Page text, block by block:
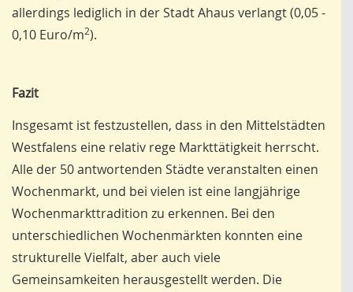
allerdings lediglich in der Stadt Ahaus verlangt (0,05 -
0,10 Euro/m2).
Fazit
Insgesamt ist festzustellen, dass in den Mittelstädten
Westfalens eine relativ rege Markttätigkeit herrscht.
Alle der 50 antwortenden Städte veranstalten einen
Wochenmarkt, und bei vielen ist eine langjährige
Wochenmarkttradition zu erkennen. Bei den
unterschiedlichen Wochenmärkten konnten eine
strukturelle Vielfalt, aber auch viele
Gemeinsamkeiten herausgestellt werden. Die